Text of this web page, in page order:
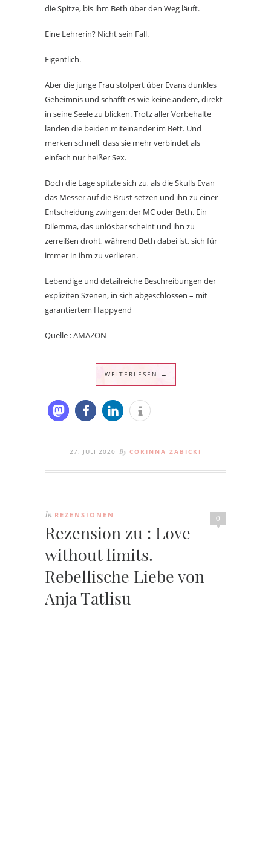
die Spitze, bis ihm Beth über den Weg läuft.
Eine Lehrerin? Nicht sein Fall.
Eigentlich.
Aber die junge Frau stolpert über Evans dunkles
Geheimnis und schafft es wie keine andere, direkt
in seine Seele zu blicken. Trotz aller Vorbehalte
landen die beiden miteinander im Bett. Und
merken schnell, dass sie mehr verbindet als
einfach nur heißer Sex.
Doch die Lage spitzte sich zu, als die Skulls Evan
das Messer auf die Brust setzen und ihn zu einer
Entscheidung zwingen: der MC oder Beth. Ein
Dilemma, das unlösbar scheint und ihn zu
zerreißen droht, während Beth dabei ist, sich für
immer in ihm zu verlieren.
Lebendige und detailreiche Beschreibungen der
expliziten Szenen, in sich abgeschlossen – mit
garantiertem Happyend
Quelle : AMAZON
WEITERLESEN →
27. JULI 2020 By CORINNA ZABICKI
0
In REZENSIONEN
Rezension zu : Love
without limits.
Rebellische Liebe von
Anja Tatlisu